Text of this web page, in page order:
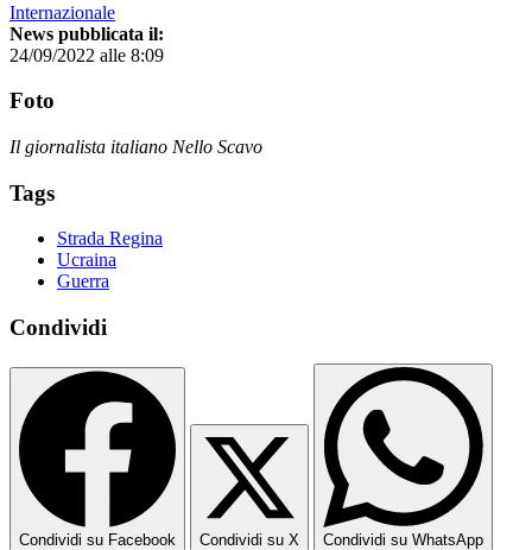
Internazionale
News pubblicata il:
24/09/2022 alle 8:09
Foto
Il giornalista italiano Nello Scavo
Tags
Strada Regina
Ucraina
Guerra
Condividi
Condividi su Facebook Condividi su X Condividi su WhatsApp